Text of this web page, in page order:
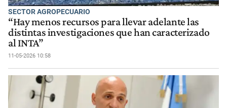
SECTOR AGROPECUARIO
“Hay menos recursos para llevar adelante las
distintas investigaciones que han caracterizado
al INTA”
11-05-2026 10:58